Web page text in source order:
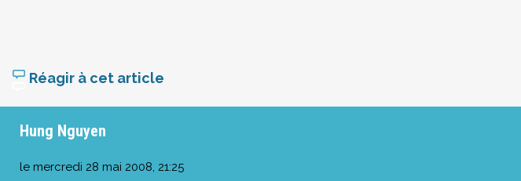
Réagir à cet article
Hung Nguyen
le mercredi 28 mai 2008, 21:25